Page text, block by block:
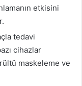
etkisini
tedavi
cihazlar
maskeleme ve